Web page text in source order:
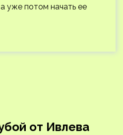
уже потом начать ее
от Ивлева